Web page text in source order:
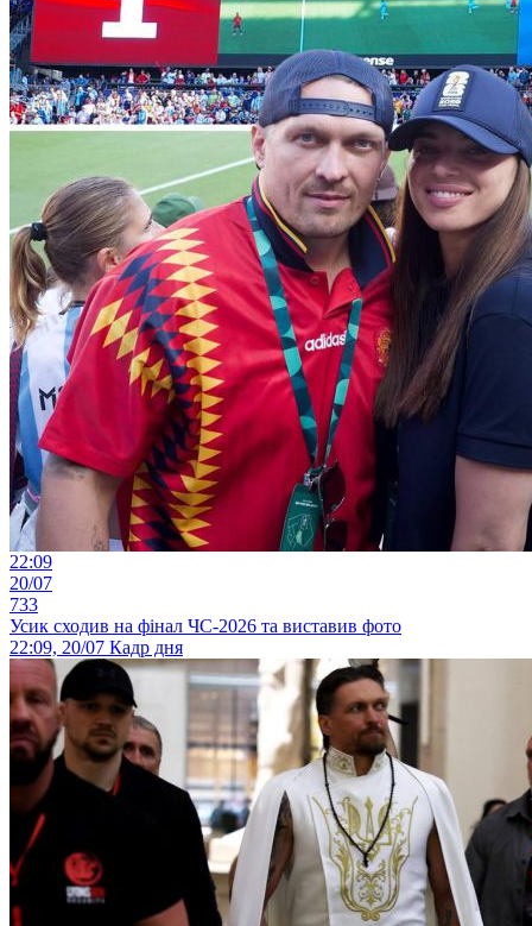
22:09
20/07
733
Усик сходив на фінал ЧС-2026 та виставив фото
22:09, 20/07 Кадр дня